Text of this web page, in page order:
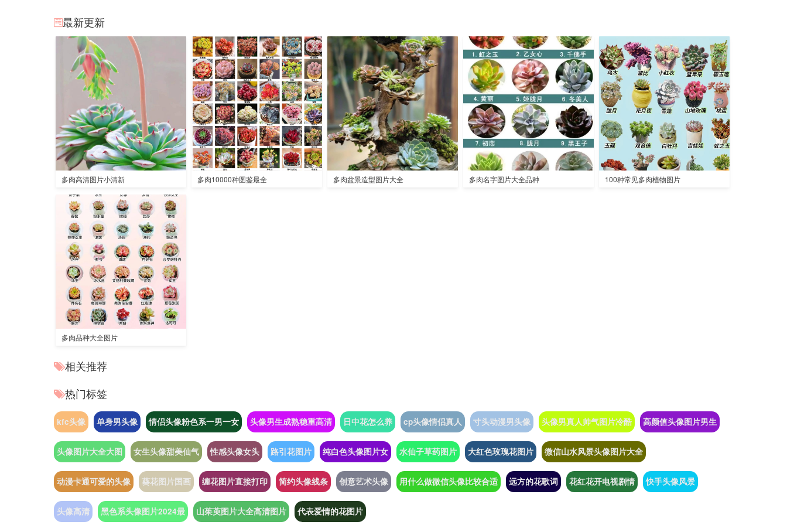
最新更新
多肉高清图片小清新 多肉10000种图鉴最全 多肉盆景造型图片大全 多肉名字图片大全品种 100种常见多肉植物图片
多肉品种大全图片
相关推荐
热门标签
kfc头像 单身男头像 情侣头像粉色系一男一女 头像男生成熟稳重高清 日中花怎么养 cp头像情侣真人 寸头动漫男头像 头像男真人帅气图片冷酷 高颜值头像图片男生
头像图片大全大图 女生头像甜美仙气 性感头像女头 路引花图片 纯白色头像图片女 水仙子草药图片 大红色玫瑰花图片 微信山水风景头像图片大全
动漫卡通可爱的头像 葵花图片国画 缠花图片直接打印 简约头像线条 创意艺术头像 用什么做微信头像比较合适 远方的花歌词 花红花开电视剧情 快手头像风景
头像高清 黑色系头像图片2024最 山茱萸图片大全高清图片 代表爱情的花图片